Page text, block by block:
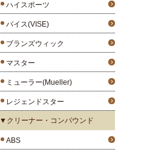
ハイスポーツ
バイス(VISE)
ブランズウィック
マスター
ミューラー(Mueller)
レジェンドスター
▼クリーナー・コンパウンド
ABS